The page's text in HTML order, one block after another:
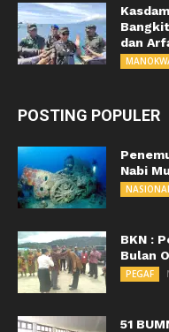
dan
POSTING POPULER
Nabi
BKN :
Bulan
PEGAF
51